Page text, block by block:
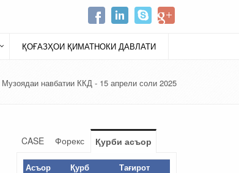
ҚОҒАЗҲОИ ҚИМАТНОКИ ДАВЛАТИ
Музоядаи навбатии ККД - 15 апрели соли 2025
CASE Форекс Қурби асъор
Асъор Қурб
Тағирот